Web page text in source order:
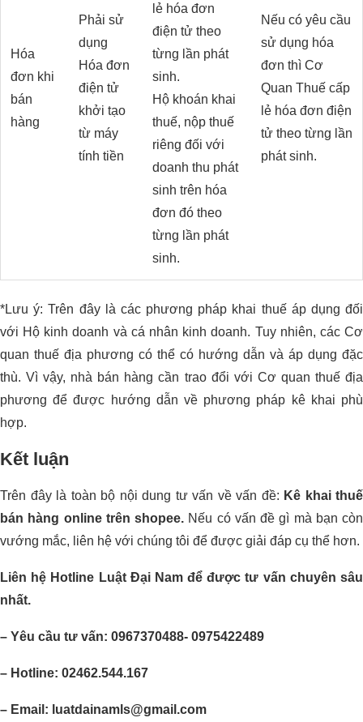
Hóa
đơn khi
bán
hàng
Phải sử
dụng
Hóa đơn
điện tử
khởi tạo
từ máy
tính tiền
lẻ hóa đơn
điện tử theo
từng lần phát
sinh.
Hộ khoán khai
thuế, nộp thuế
riêng đối với
doanh thu phát
sinh trên hóa
đơn đó theo
từng lần phát
sinh.
Nếu có yêu cầu
sử dụng hóa
đơn thì Cơ
Quan Thuế cấp
lẻ hóa đơn điện
tử theo từng lần
phát sinh.
*Lưu ý: Trên đây là các phương pháp khai thuế áp dụng đối
với Hộ kinh doanh và cá nhân kinh doanh. Tuy nhiên, các Cơ
quan thuế địa phương có thể có hướng dẫn và áp dụng đặc
thù. Vì vậy, nhà bán hàng cần trao đổi với Cơ quan thuế địa
phương để được hướng dẫn về phương pháp kê khai phù
hợp.
Kết luận
Trên đây là toàn bộ nội dung tư vấn về vấn đề: Kê khai thuế
bán hàng online trên shopee. Nếu có vấn đề gì mà bạn còn
vướng mắc, liên hệ với chúng tôi để được giải đáp cụ thể hơn.
Liên hệ Hotline Luật Đại Nam để được tư vấn chuyên sâu
nhất.
– Yêu cầu tư vấn: 0967370488- 0975422489
– Hotline: 02462.544.167
– Email: luatdainamls@gmail.com